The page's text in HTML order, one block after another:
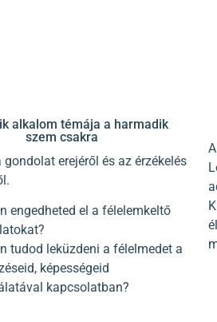
alkalom témája a harmadik
szem csakra
gondolat erejéről és az érzékelés
engedheted el a félelemkeltő
tudod leküzdeni a félelmedet a
képességeid
kapcsolatban?